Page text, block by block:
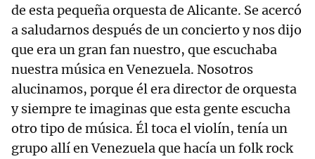
de esta pequeña orquesta de Alicante. Se acercó
a saludarnos después de un concierto y nos dijo
que era un gran fan nuestro, que escuchaba
nuestra música en Venezuela. Nosotros
alucinamos, porque él era director de orquesta
y siempre te imaginas que esta gente escucha
otro tipo de música. Él toca el violín, tenía un
grupo allí en Venezuela que hacía un folk rock